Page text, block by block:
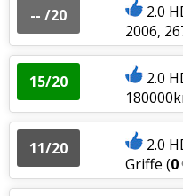
-- /20
2.0
2006,
15/20
2.0
11/20
2.0
Griffe (0